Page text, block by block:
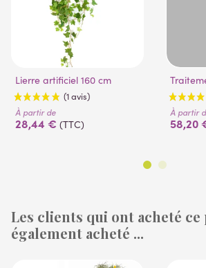
Lierre artificiel 160 cm
(1 avis)
À partir de
28,44 € (TTC)
À partir
58,20
Les clients qui ont acheté
également acheté ...